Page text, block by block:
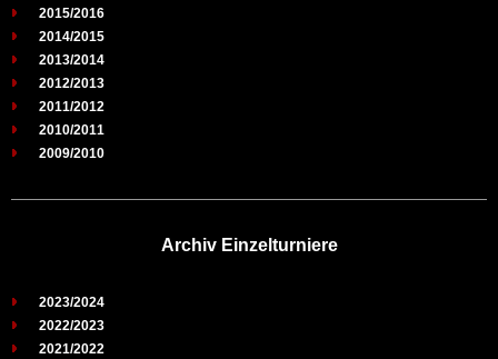
2015/2016
2014/2015
2013/2014
2012/2013
2011/2012
2010/2011
2009/2010
Archiv Einzelturniere
2023/2024
2022/2023
2021/2022